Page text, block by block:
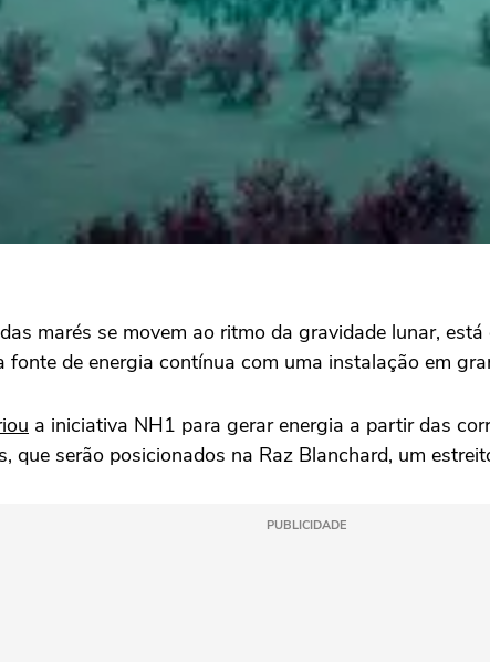
marés se movem ao ritmo da gravidade lunar,
de energia contínua com uma instalação em
a iniciativa NH1 para gerar energia a partir das
que serão posicionados na Raz Blanchard, um
PUBLICIDADE